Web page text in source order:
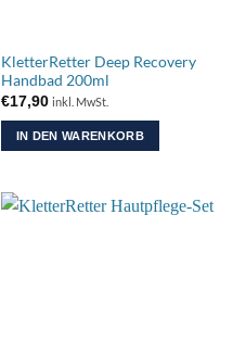
KletterRetter Deep Recovery
Handbad 200ml
€17,90 inkl. MwSt.
IN DEN WARENKORB